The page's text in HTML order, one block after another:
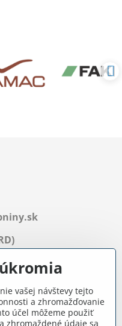
- 15:30
vašej návštevy tejto
a zhromažďovanie
účel môžeme použiť
zhromaždené údaje sa